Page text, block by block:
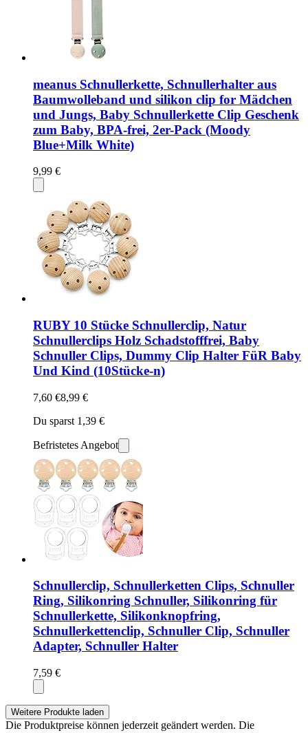
meanus Schnullerkette, Schnullerhalter aus
Baumwolleband und silikon clip for Mädchen
und Jungs, Baby Schnullerkette Clip Geschenk
zum Baby, BPA-frei, 2er-Pack (Moody
Blue+Milk White)
9,99 €
RUBY 10 Stücke Schnullerclip, Natur
Schnullerclips Holz Schadstofffrei, Baby
Schnuller Clips, Dummy Clip Halter FüR Baby
Und Kind (10Stücke-n)
7,60 €8,99 €
Du sparst 1,39 €
Befristetes Angebot
Schnullerclip, Schnullerketten Clips, Schnuller
Ring, Silikonring Schnuller, Silikonring für
Schnullerkette, Silikonknopfring,
Schnullerkettenclip, Schnuller Clip, Schnuller
Adapter, Schnuller Halter
7,59 €
Weitere Produkte laden
Die Produktpreise können jederzeit geändert werden. Die